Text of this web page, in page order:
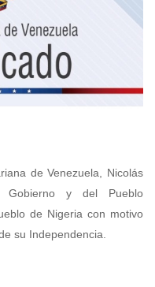
de Venezuela, Nicolás
Gobierno y del Pueblo
de Nigeria con motivo
su Independencia.